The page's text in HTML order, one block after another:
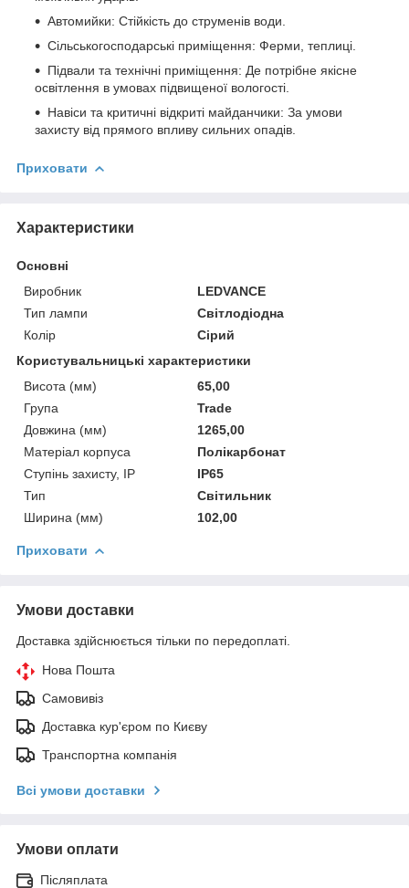
Автомийки: Стійкість до струменів води.
Сільськогосподарські приміщення: Ферми, теплиці.
Підвали та технічні приміщення: Де потрібне якісне
освітлення в умовах підвищеної вологості.
Навіси та критичні відкриті майданчики: За умови
захисту від прямого впливу сильних опадів.
Приховати
Характеристики
Основні
Виробник
LEDVANCE
Тип лампи
Світлодіодна
Колір
Сірий
Користувальницькі характеристики
Висота (мм)
65,00
Група
Trade
Довжина (мм)
1265,00
Матеріал корпуса
Полікарбонат
Ступінь захисту, IP
IP65
Тип
Світильник
Ширина (мм)
102,00
Приховати
Умови доставки
Доставка здійснюється тільки по передоплаті.
Нова Пошта
Самовивіз
Доставка кур'єром по Києву
Транспортна компанія
Всі умови доставки
Умови оплати
Післяплата